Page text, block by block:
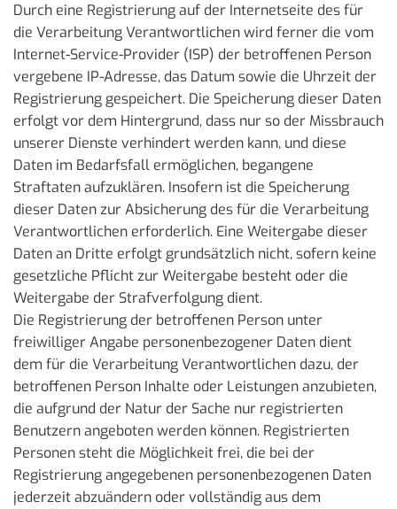
Durch eine Registrierung auf der Internetseite des für
die Verarbeitung Verantwortlichen wird ferner die vom
Internet-Service-Provider (ISP) der betroffenen Person
vergebene IP-Adresse, das Datum sowie die Uhrzeit der
Registrierung gespeichert. Die Speicherung dieser Daten
erfolgt vor dem Hintergrund, dass nur so der Missbrauch
unserer Dienste verhindert werden kann, und diese
Daten im Bedarfsfall ermöglichen, begangene
Straftaten aufzuklären. Insofern ist die Speicherung
dieser Daten zur Absicherung des für die Verarbeitung
Verantwortlichen erforderlich. Eine Weitergabe dieser
Daten an Dritte erfolgt grundsätzlich nicht, sofern keine
gesetzliche Pflicht zur Weitergabe besteht oder die
Weitergabe der Strafverfolgung dient.
Die Registrierung der betroffenen Person unter
freiwilliger Angabe personenbezogener Daten dient
dem für die Verarbeitung Verantwortlichen dazu, der
betroffenen Person Inhalte oder Leistungen anzubieten,
die aufgrund der Natur der Sache nur registrierten
Benutzern angeboten werden können. Registrierten
Personen steht die Möglichkeit frei, die bei der
Registrierung angegebenen personenbezogenen Daten
jederzeit abzuändern oder vollständig aus dem